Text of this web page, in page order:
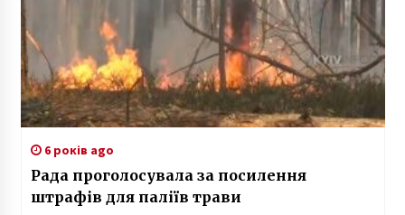
6 років ago
Рада проголосувала за посилення
штрафів для паліїв трави